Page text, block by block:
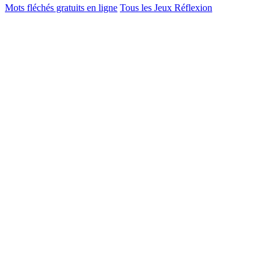
Mots fléchés gratuits en ligne Tous les Jeux Réflexion